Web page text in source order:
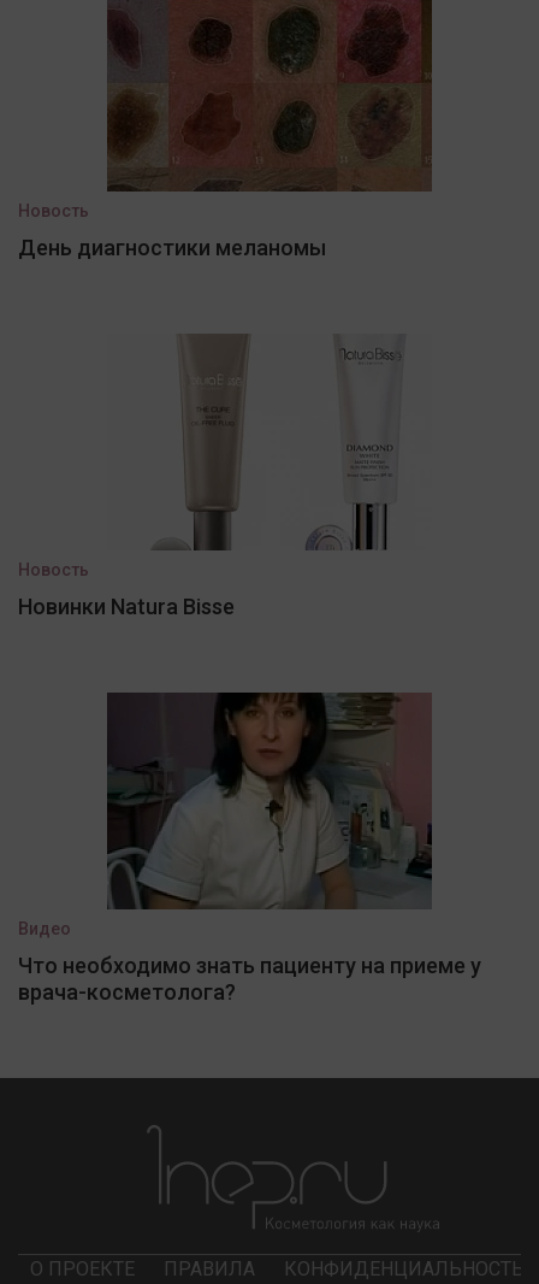
Новость
День диагностики меланомы
Новость
Новинки Natura Bisse
Видео
Что необходимо знать пациенту на приеме у
врача-косметолога?
О ПРОЕКТЕ ПРАВИЛА КОНФИДЕНЦИАЛЬНОСТЬ